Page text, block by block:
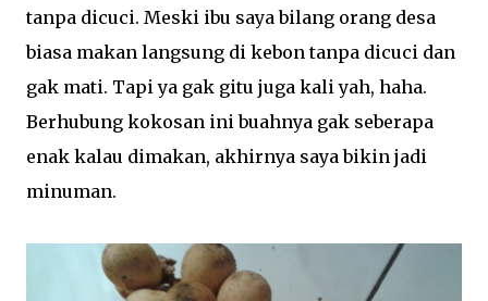
tanpa dicuci. Meski ibu saya bilang orang desa
biasa makan langsung di kebon tanpa dicuci dan
gak mati. Tapi ya gak gitu juga kali yah, haha.
Berhubung kokosan ini buahnya gak seberapa
enak kalau dimakan, akhirnya saya bikin jadi
minuman.